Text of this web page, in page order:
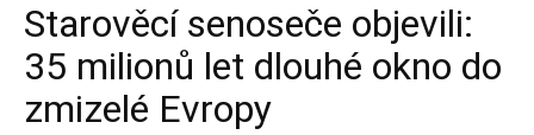
Starověcí senoseče objevili:
35 milionů let dlouhé okno do
zmizelé Evropy